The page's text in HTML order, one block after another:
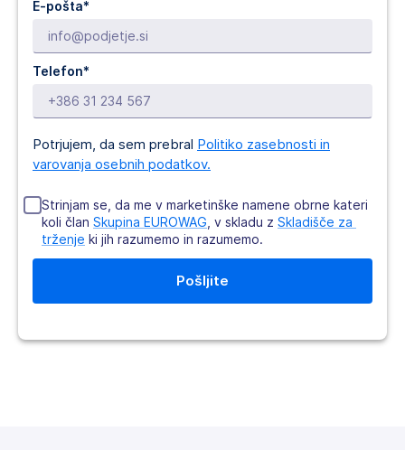
E-pošta*
Telefon*
Potrjujem, da sem prebral Politiko zasebnosti in
varovanja osebnih podatkov.
Strinjam se, da me v marketinške namene obrne kateri
koli član Skupina EUROWAG , v skladu z Skladišče za
trženje ki jih razumemo in razumemo.